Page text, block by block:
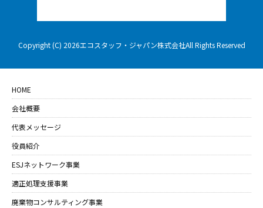
Copyright (C) 2026エコスタッフ・ジャパン株式会社All Rights Reserved
HOME
会社概要
代表メッセージ
役員紹介
ESJネットワーク事業
適正処理支援事業
廃棄物コンサルティング事業